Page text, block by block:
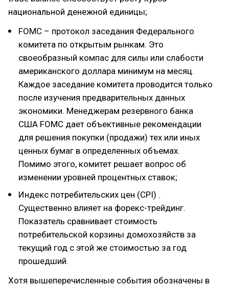
национальной денежной единицы;
FOMC – протокол заседания Федерального
комитета по открытым рынкам. Это
своеобразный компас для силы или слабости
американского доллара минимум на месяц.
Каждое заседание комитета проводится только
после изучения предварительных данных
экономики. Менеджерам резервного банка
США FOMC дает объективные рекомендации
для решения покупки (продажи) тех или иных
ценных бумаг в определенных объемах.
Помимо этого, комитет решает вопрос об
изменении уровней процентных ставок;
Индекс потребительских цен (CPI) .
Существенно влияет на форекс-трейдинг.
Показатель сравнивает стоимость
потребительской корзины домохозяйств за
текущий год с этой же стоимостью за год
прошедший.
Хотя вышеперечисленные события обозначены в